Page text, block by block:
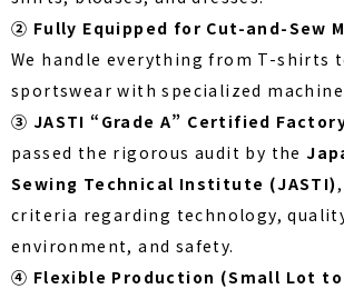
② Fully Equipped for Cut-and-Sew
We handle everything from T-shirts
sportswear with specialized
③ JASTI “Grade A” Certified
passed the rigorous audit by the
Sewing Technical Institute (JASTI)
criteria regarding technology,
environment, and safety.
④ Flexible Production (Small Lot to